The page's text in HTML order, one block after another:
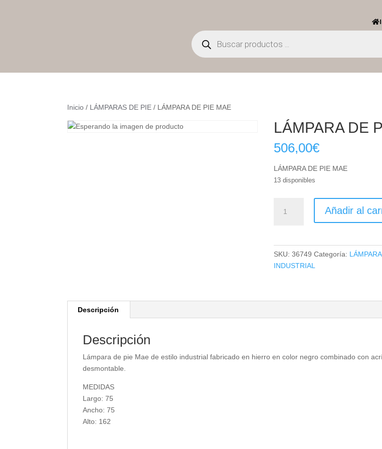
Búsqueda
de
productos
Inicio / LÁMPARAS DE PIE / LÁMPARA DE PIE MAE
LÁMPARA DE
506,00€
LÁMPARA DE PIE MAE
13 disponibles
Añadir al
SKU:36749 Categoría:
INDUSTRIAL
Descripción
Descripción
Lámpara de pie Mae de estilo industrial fabricado en hierro en color negro combinado con
desmontable.
MEDIDAS
Largo: 75
Ancho: 75
Alto: 162